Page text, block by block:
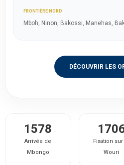
FRONTIÈRE NORD
Mboh, Ninon, Bakossi, Manehas,
DÉCOUVRIR LES
1578
Arrivée de
Mbongo
Fixation
Wouri